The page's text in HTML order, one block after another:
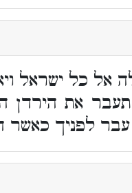
אל כל ישראל
את הירדן
לפניך כאשר